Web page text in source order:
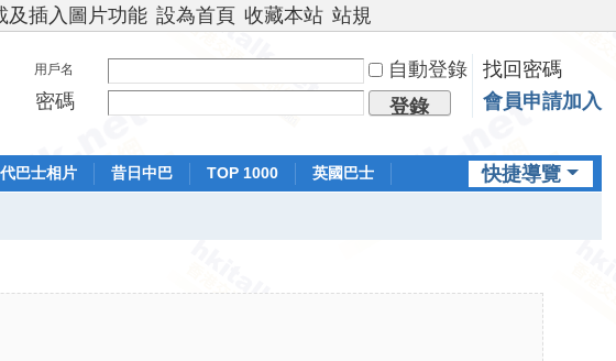
及插入圖片功能 設為首頁 收藏本站 站規
用戶名 自動登錄
找回密碼
密碼
登錄 會員申請加入
快捷導覽
巴士相片 昔日中巴 TOP 1000
英國巴士